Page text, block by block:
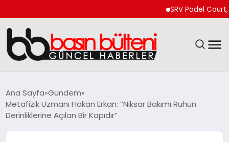
SRV Padel Court,
GÜNCEL
Ana Sayfa Gündem
Metafizik Uzmanı Hakan Erkan: “Niksar Bakımı Ruhun
Derinliklerine Açılan Bir Kapıdır”